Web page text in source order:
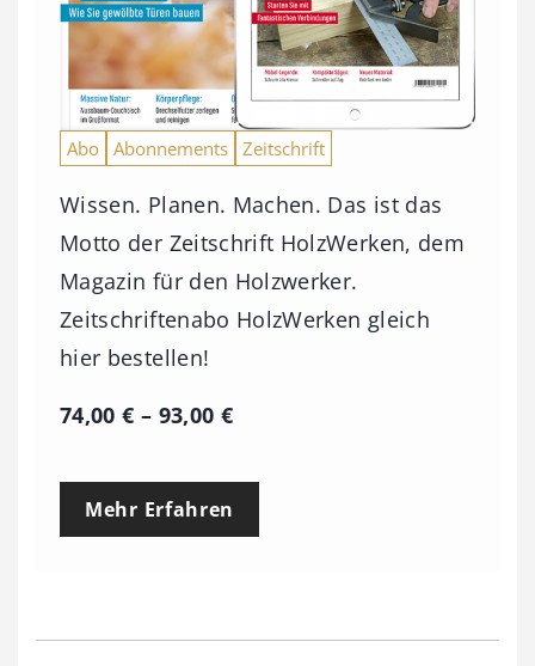
Abo Abonnements Zeitschrift
Wissen. Planen. Machen. Das ist das
Motto der Zeitschrift HolzWerken, dem
Magazin für den Holzwerker.
Zeitschriftenabo HolzWerken gleich
hier bestellen!
74,00€ – 93,00 €P
e
p
Mehr Erfahren